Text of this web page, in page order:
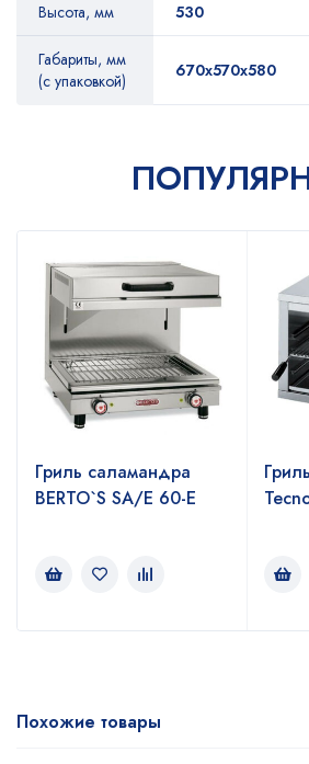
Высота, мм 530
Габариты, мм
(с упаковкой)
670х570х580
Гриль саламандра
BERTO`S SA/E 60-E
Похожие товары